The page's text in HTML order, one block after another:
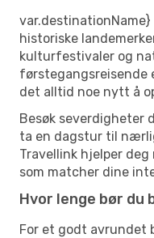
historiske
kulturfestivaler og
førstegangsreisende
det alltid noe nytt å
Besøk severdigheter
ta en dagstur til
Travellink hjelper deg
som matcher dine
Hvor lenge bør du
For et godt avrundet